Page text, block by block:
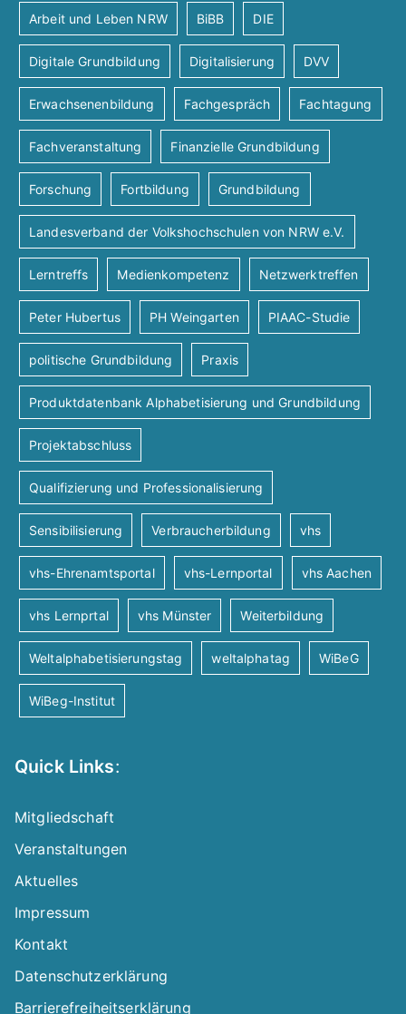
Arbeit und Leben NRW BiBB DIE
Digitale Grundbildung Digitalisierung DVV
Erwachsenenbildung Fachgespräch Fachtagung
Fachveranstaltung Finanzielle Grundbildung
Forschung Fortbildung Grundbildung
Landesverband der Volkshochschulen von NRW e.V.
Lerntreffs Medienkompetenz Netzwerktreffen
Peter Hubertus PH Weingarten PIAAC-Studie
politische Grundbildung Praxis
Produktdatenbank Alphabetisierung und Grundbildung
Projektabschluss
Qualifizierung und Professionalisierung
Sensibilisierung Verbraucherbildung vhs
vhs-Ehrenamtsportal vhs-Lernportal vhs Aachen
vhs Lernprtal vhs Münster Weiterbildung
Weltalphabetisierungstag weltalphatag WiBeG
WiBeg-Institut
Quick Links:
Mitgliedschaft
Veranstaltungen
Aktuelles
Impressum
Kontakt
Datenschutzerklärung
Barrierefreiheitserklärung